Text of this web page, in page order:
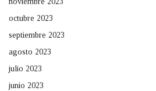
octubre 2023
septiembre 2023
agosto 2023
julio 2023
junio 2023